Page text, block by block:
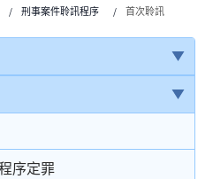
刑事案件聆訊程序 首次聆訊
序定罪